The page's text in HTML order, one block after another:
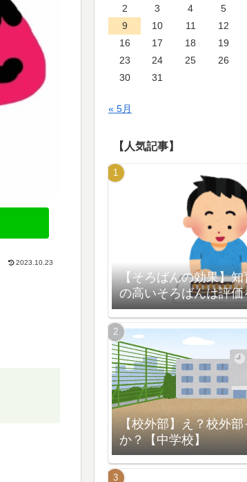
2023.10.23
2
3 4 5
9
10 11 12
16
17 18 19
23
24 25 26
30
31
« 5月
【人気記事】
【そろばんの効果】
の高いそろばんは評
【脳の活性化】
【校外部】え？校外
か？【中学校】